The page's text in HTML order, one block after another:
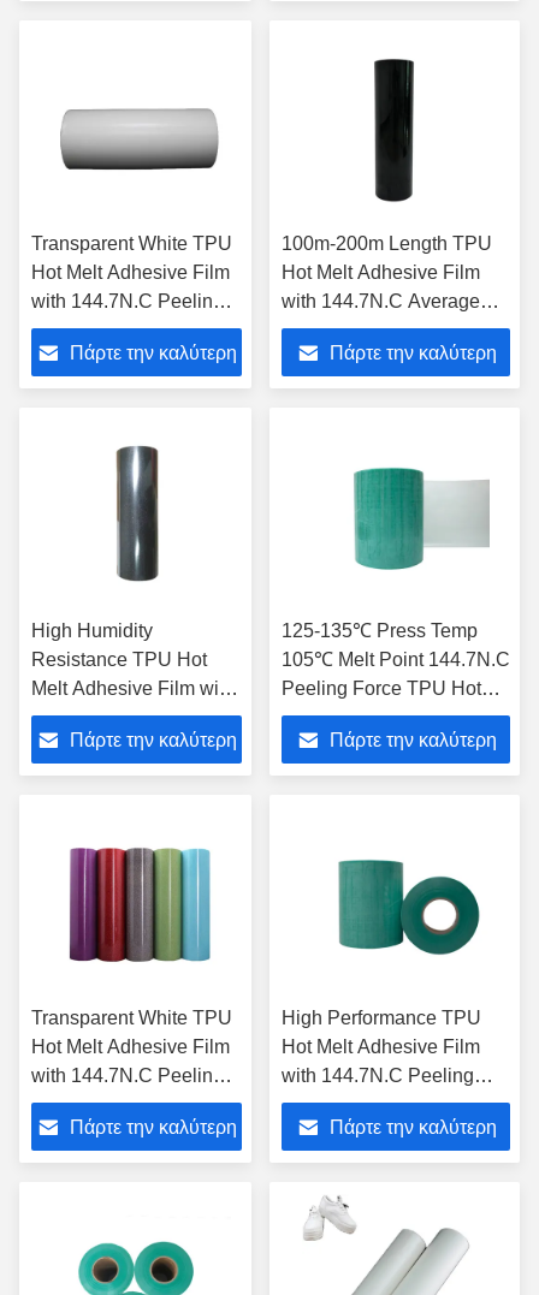
Transparent White TPU
Hot Melt Adhesive Film
with 144.7N.C Peeling
Force, Waterproof
Feature, and Release
Paper Substrate for High
Πάρτε την καλύτερη
100m-200m Length TPU
Hot Melt Adhesive Film
with 144.7N.C Average
Peeling Force and 125-
135℃ Press Temp for
Industrial Bonding
Πάρτε την καλύτερη
High Humidity
Resistance TPU Hot
Melt Adhesive Film with
144.7N.C Peeling Force
and 105C Melt Point
Πάρτε την καλύτερη
125-135℃ Press Temp
105℃ Melt Point 144.7N.C
Peeling Force TPU Hot
Melt Adhesive Film
Thermoplastic
Polyurethane Adhesive
Πάρτε την καλύτερη
Transparent White TPU
Hot Melt Adhesive Film
with 144.7N.C Peeling
Force and Dry Cleaning
Suitable for High
Strength Bonding
Πάρτε την καλύτερη
High Performance TPU
Hot Melt Adhesive Film
with 144.7N.C Peeling
Force 10-15 Press Time
and 100m-200m Length
Πάρτε την καλύτερη